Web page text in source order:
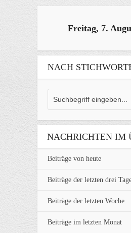
Freitag, 7.
NACH
NACHRICHTEN IM
Beiträge von heute
Beiträge der letzten drei
Beiträge der letzten Woche
Beiträge im letzten Monat